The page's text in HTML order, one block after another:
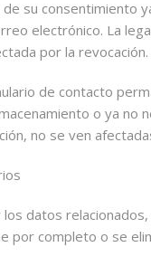
de su
electrónico. La
por la revocación.
de contacto
o ya
no se ven
datos
por completo o se